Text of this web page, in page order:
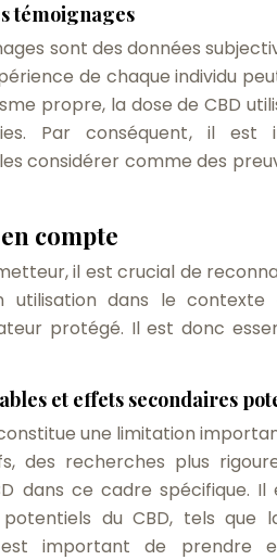
témoignages
sont des données
de chaque individu
propre, la dose de CBD
Par conséquent, il est
considérer comme des
compte
il est crucial de
dans le contexte
protégé. Il est donc
et effets secondaires
une limitation
des recherches plus
dans ce cadre spécifique. Il
du CBD, tels que
important de prendre